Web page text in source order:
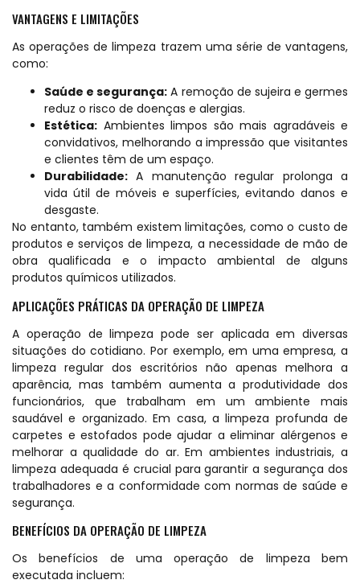
VANTAGENS E LIMITAÇÕES
As operações de limpeza trazem uma série de vantagens,
como:
Saúde e segurança: A remoção de sujeira e germes
reduz o risco de doenças e alergias.
Estética: Ambientes limpos são mais agradáveis e
convidativos, melhorando a impressão que visitantes
e clientes têm de um espaço.
Durabilidade: A manutenção regular prolonga a
vida útil de móveis e superfícies, evitando danos e
desgaste.
No entanto, também existem limitações, como o custo de
produtos e serviços de limpeza, a necessidade de mão de
obra qualificada e o impacto ambiental de alguns
produtos químicos utilizados.
APLICAÇÕES PRÁTICAS DA OPERAÇÃO DE LIMPEZA
A operação de limpeza pode ser aplicada em diversas
situações do cotidiano. Por exemplo, em uma empresa, a
limpeza regular dos escritórios não apenas melhora a
aparência, mas também aumenta a produtividade dos
funcionários, que trabalham em um ambiente mais
saudável e organizado. Em casa, a limpeza profunda de
carpetes e estofados pode ajudar a eliminar alérgenos e
melhorar a qualidade do ar. Em ambientes industriais, a
limpeza adequada é crucial para garantir a segurança dos
trabalhadores e a conformidade com normas de saúde e
segurança.
BENEFÍCIOS DA OPERAÇÃO DE LIMPEZA
Os benefícios de uma operação de limpeza bem
executada incluem: